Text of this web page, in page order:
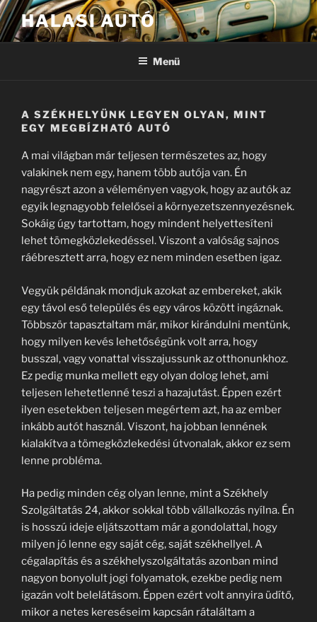
Tartalomhoz
HALASI AUTÓ
Menü
A SZÉKHELYÜNK LEGYEN OLYAN, MINT
EGY MEGBÍZHATÓ AUTÓ
A mai világban már teljesen természetes az, hogy
valakinek nem egy, hanem több autója van. Én
nagyrészt azon a véleményen vagyok, hogy az autók az
egyik legnagyobb felelősei a környezetszennyezésnek.
Sokáig úgy tartottam, hogy mindent helyettesíteni
lehet tömegközlekedéssel. Viszont a valóság sajnos
ráébresztett arra, hogy ez nem minden esetben igaz.
Vegyük példának mondjuk azokat az embereket, akik
egy távol eső település és egy város között ingáznak.
Többször tapasztaltam már, mikor kirándulni mentünk,
hogy milyen kevés lehetőségünk volt arra, hogy
busszal, vagy vonattal visszajussunk az otthonunkhoz.
Ez pedig munka mellett egy olyan dolog lehet, ami
teljesen lehetetlenné teszi a hazajutást. Éppen ezért
ilyen esetekben teljesen megértem azt, ha az ember
inkább autót használ. Viszont, ha jobban lennének
kialakítva a tömegközlekedési útvonalak, akkor ez sem
lenne probléma.
Ha pedig minden cég olyan lenne, mint a Székhely
Szolgáltatás 24, akkor sokkal több vállalkozás nyílna. Én
is hosszú ideje eljátszottam már a gondolattal, hogy
milyen jó lenne egy saját cég, saját székhellyel. A
cégalapítás és a székhelyszolgáltatás azonban mind
nagyon bonyolult jogi folyamatok, ezekbe pedig nem
igazán volt belelátásom. Éppen ezért volt annyira üdítő,
mikor a netes kereséseim kapcsán rátaláltam a